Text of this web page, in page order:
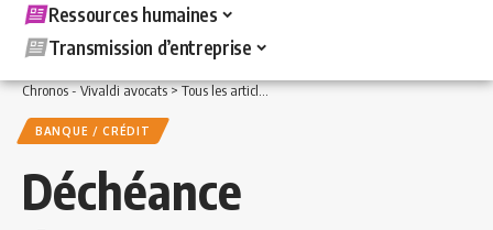
Ressources humaines
Transmission d’entreprise
Chronos - Vivaldi avocats>Tous les articles >Banque / Crédit>Déchéance du
BANQUE / CRÉDIT
Déchéance